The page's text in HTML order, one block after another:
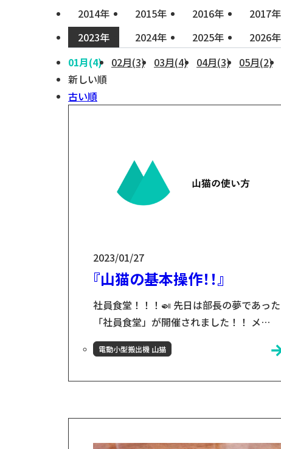
2014年 2015年 2016年 2017年
2023年
2024年 2025年
2026年
01月(4)
02月(3) 03月(4) 04月(3) 05月(2)
新しい順
古い順
2023/01/27
『山猫の基本操作！！』
社員食堂！！！🍛 先日は部長の夢であった
「社員食堂」が開催されました！！ メ
ニューはみんな大好きカレーライス🍛と新
鮮な大根を使ったサラダ🥗 牛筋がとろとろ
す！ 学生の頃、陸前高田市のNPO団体で
電動小型搬出機 山猫